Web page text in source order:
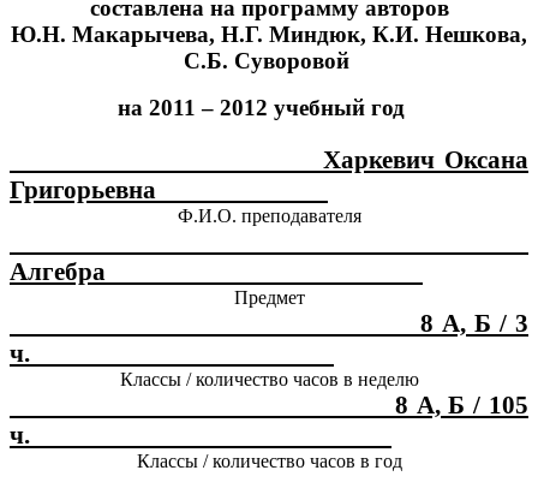
составлена на программу авторов
Ю.Н. Макарычева, Н.Г. Миндюк, К.И. Нешкова,
С.Б. Суворовой
на 2011 – 2012 учебный год
Харкевич Оксана
Григорьевна
Ф.И.О. преподавателя
Алгебра
Предмет
8 А, Б / 3
ч.
Классы / количество часов в неделю
8 А, Б / 105
ч.
Классы / количество часов в год